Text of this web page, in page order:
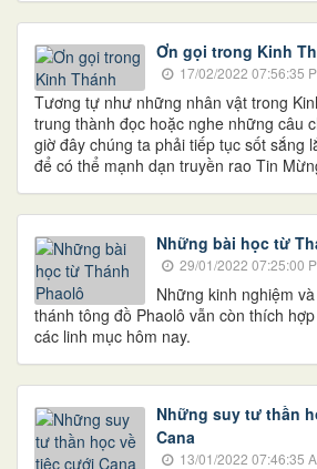
Ơn gọi trong Kinh
17/02/2022 07:56:35
Tương tự như những nhân vật trong
trung thành đọc hoặc nghe những câu
giờ đây chúng ta phải tiếp tục sốt sắng
để có thể mạnh dạn truyền rao Tin
Những bài học từ
29/01/2022 07:25:00
Những kinh nghiệm
thánh tông đồ Phaolô vẫn còn thích
các linh mục hôm nay.
Những suy tư thần
Cana
13/01/2022 07:46:35